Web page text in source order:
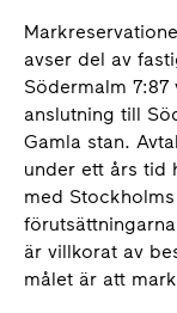
avser del av
Södermalm
anslutning till
Gamla stan.
under ett års tid
med
är villkorat av
målet är att